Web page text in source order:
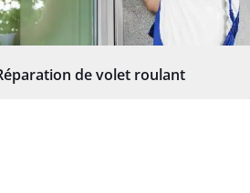
de volet roulant